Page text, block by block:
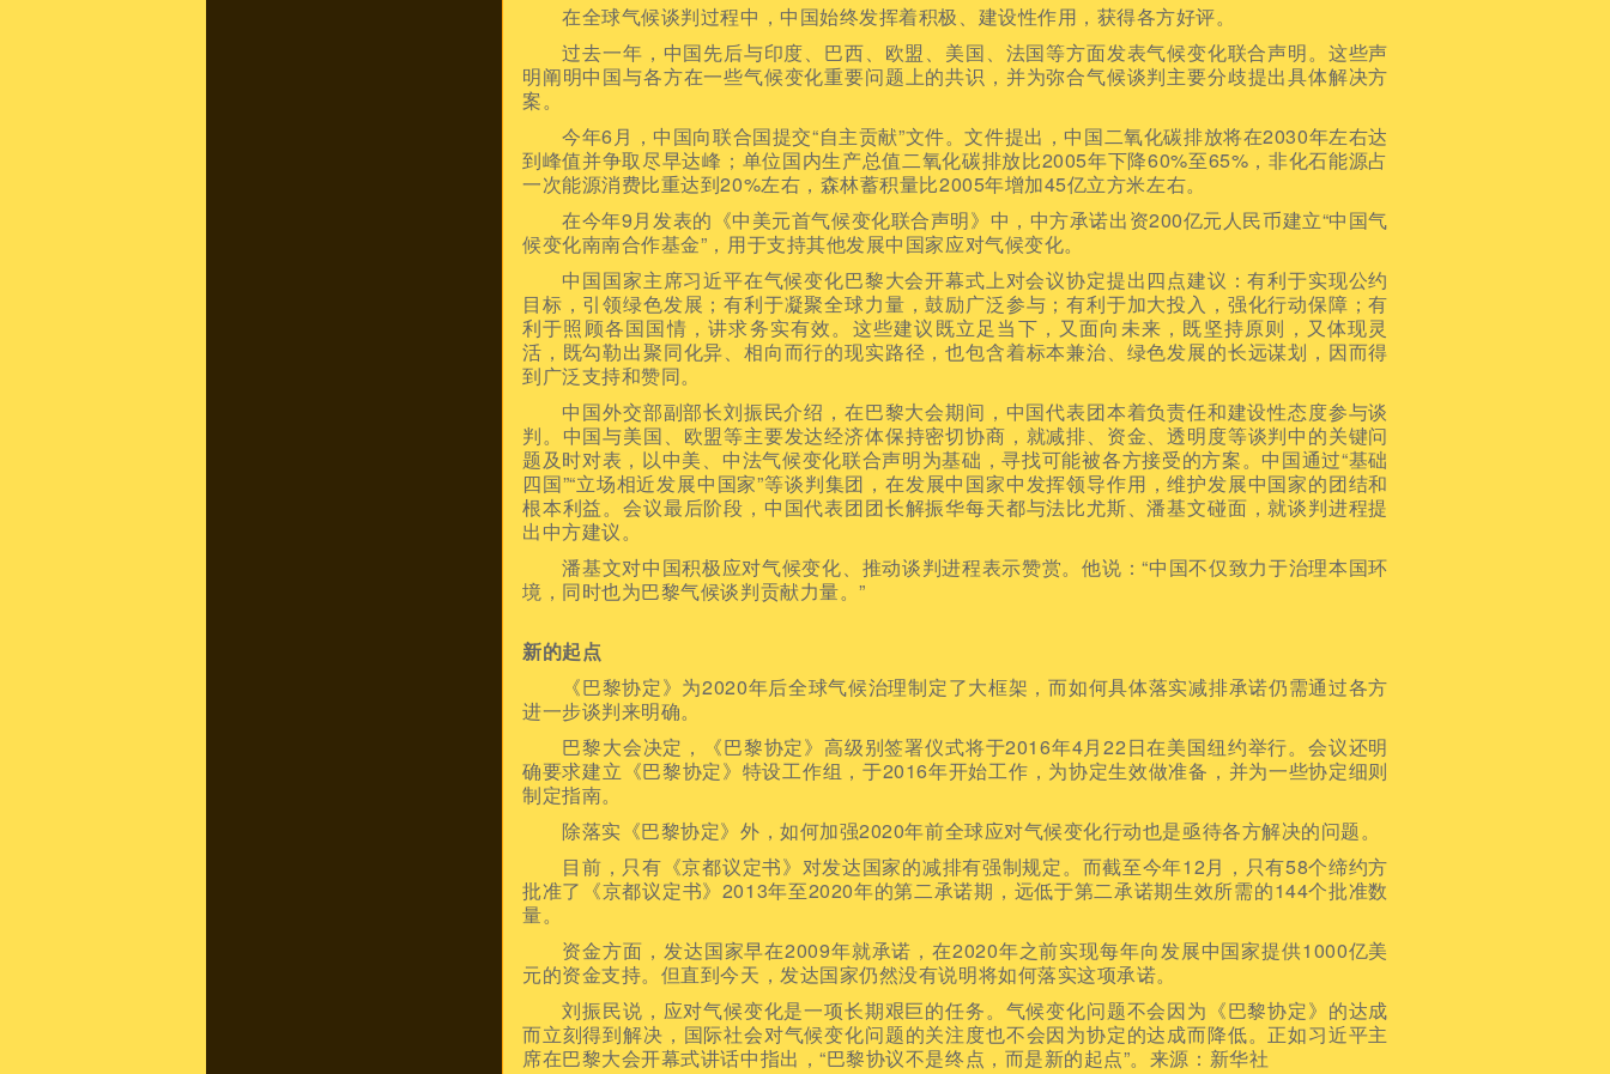
在全球气候谈判过程中，中国始终发挥着积极、建设性作用，获得各方好评。
过去一年，中国先后与印度、巴西、欧盟、美国、法国等方面发表气候变化联合声明。这些声
明阐明中国与各方在一些气候变化重要问题上的共识，并为弥合气候谈判主要分歧提出具体解决方
案。
今年6月，中国向联合国提交“自主贡献”文件。文件提出，中国二氧化碳排放将在2030年左右达
到峰值并争取尽早达峰；单位国内生产总值二氧化碳排放比2005年下降60%至65%，非化石能源占
一次能源消费比重达到20%左右，森林蓄积量比2005年增加45亿立方米左右。
在今年9月发表的《中美元首气候变化联合声明》中，中方承诺出资200亿元人民币建立“中国气
候变化南南合作基金”，用于支持其他发展中国家应对气候变化。
中国国家主席习近平在气候变化巴黎大会开幕式上对会议协定提出四点建议：有利于实现公约
目标，引领绿色发展；有利于凝聚全球力量，鼓励广泛参与；有利于加大投入，强化行动保障；有
利于照顾各国国情，讲求务实有效。这些建议既立足当下，又面向未来，既坚持原则，又体现灵
活，既勾勒出聚同化异、相向而行的现实路径，也包含着标本兼治、绿色发展的长远谋划，因而得
到广泛支持和赞同。
中国外交部副部长刘振民介绍，在巴黎大会期间，中国代表团本着负责任和建设性态度参与谈
判。中国与美国、欧盟等主要发达经济体保持密切协商，就减排、资金、透明度等谈判中的关键问
题及时对表，以中美、中法气候变化联合声明为基础，寻找可能被各方接受的方案。中国通过“基础
四国”“立场相近发展中国家”等谈判集团，在发展中国家中发挥领导作用，维护发展中国家的团结和
根本利益。会议最后阶段，中国代表团团长解振华每天都与法比尤斯、潘基文碰面，就谈判进程提
出中方建议。
潘基文对中国积极应对气候变化、推动谈判进程表示赞赏。他说：“中国不仅致力于治理本国环
境，同时也为巴黎气候谈判贡献力量。”
新的起点
《巴黎协定》为2020年后全球气候治理制定了大框架，而如何具体落实减排承诺仍需通过各方
进一步谈判来明确。
巴黎大会决定，《巴黎协定》高级别签署仪式将于2016年4月22日在美国纽约举行。会议还明
确要求建立《巴黎协定》特设工作组，于2016年开始工作，为协定生效做准备，并为一些协定细则
制定指南。
除落实《巴黎协定》外，如何加强2020年前全球应对气候变化行动也是亟待各方解决的问题。
目前，只有《京都议定书》对发达国家的减排有强制规定。而截至今年12月，只有58个缔约方
批准了《京都议定书》2013年至2020年的第二承诺期，远低于第二承诺期生效所需的144个批准数
量。
资金方面，发达国家早在2009年就承诺，在2020年之前实现每年向发展中国家提供1000亿美
元的资金支持。但直到今天，发达国家仍然没有说明将如何落实这项承诺。
刘振民说，应对气候变化是一项长期艰巨的任务。气候变化问题不会因为《巴黎协定》的达成
而立刻得到解决，国际社会对气候变化问题的关注度也不会因为协定的达成而降低。正如习近平主
席在巴黎大会开幕式讲话中指出，“巴黎协议不是终点，而是新的起点”。来源：新华社